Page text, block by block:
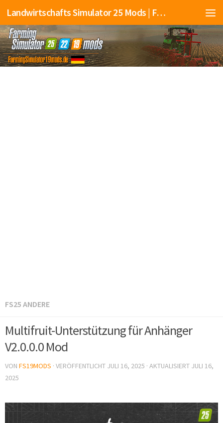
Landwirtschafts Simulator 25 Mods | Farming Simulator 25 Mods | FS25 Mods
FS25 ANDERE
Multifruit-Unterstützung für Anhänger
V2.0.0.0 Mod
VON FS19MODS · VERÖFFENTLICHT JULI 16, 2025 · AKTUALISIERT JULI 16,
2025